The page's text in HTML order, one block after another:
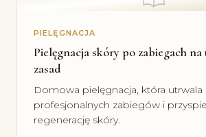
PIELĘGNACJA
Pielęgnacja skóry po zabiegach
zasad
Domowa pielęgnacja, która utrwala
profesjonalnych zabiegów i
regenerację skóry.